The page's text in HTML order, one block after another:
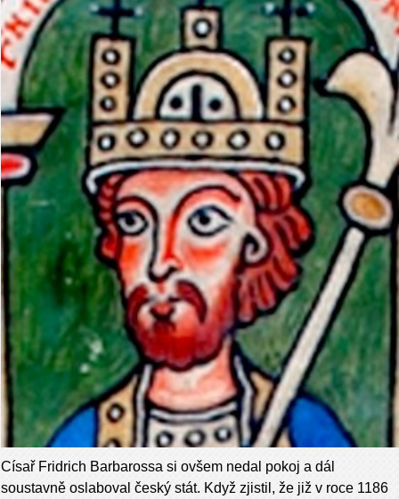
Císař Fridrich Barbarossa si ovšem nedal pokoj a dál
soustavně oslaboval český stát. Když zjistil, že již v roce 1186